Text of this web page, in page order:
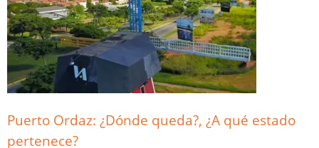
Puerto Ordaz: ¿Dónde queda?, ¿A qué estado
pertenece?